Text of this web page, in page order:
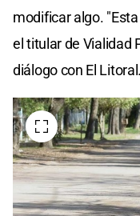
modificar algo.
el titular de Vialidad
diálogo con El Litoral.